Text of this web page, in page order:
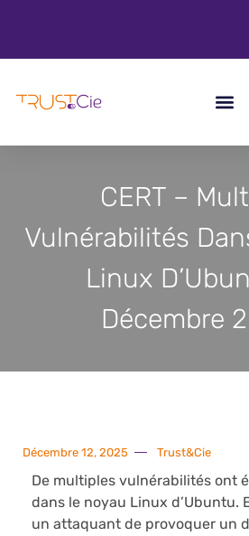
CERT –
Vulnérabilités
Linux
Décembre
Décembre 12, 2025 Trust&Cie
De multiples vulnérabilités ont
dans le noyau Linux d’Ubuntu.
un attaquant de provoquer un